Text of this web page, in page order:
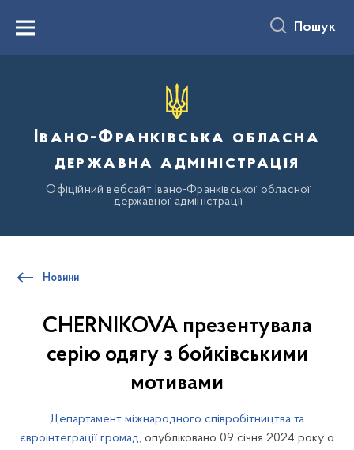
вмістуMenu Пошук
Івано-Франківська обласна
державна адміністрація
Офіційний вебсайт Івано-Франківської обласної
державної адміністрації
Новини
CHERNIKOVA презентувала
серію одягу з бойківськими
мотивами
Департамент міжнародного співробітництва та
євроінтеграції громад, опубліковано 09 січня 2024 року о